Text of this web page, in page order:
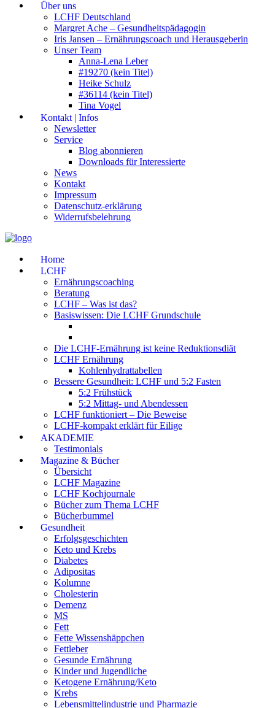
Über uns
LCHF Deutschland
Margret Ache – Gesundheitspädagogin
Iris Jansen – Ernährungscoach und Herausgeberin
Unser Team
Anna-Lena Leber
#19270 (kein Titel)
Heike Schulz
#36114 (kein Titel)
Tina Vogel
Kontakt | Infos
Newsletter
Service
Blog abonnieren
Downloads für Interessierte
News
Kontakt
Impressum
Datenschutz-erklärung
Widerrufsbelehrung
Home
LCHF
Ernährungscoaching
Beratung
LCHF – Was ist das?
Basiswissen: Die LCHF Grundschule
Die LCHF-Ernährung ist keine Reduktionsdiät
LCHF Ernährung
Kohlenhydrattabellen
Bessere Gesundheit: LCHF und 5:2 Fasten
5:2 Frühstück
5:2 Mittag- und Abendessen
LCHF funktioniert – Die Beweise
LCHF-kompakt erklärt für Eilige
AKADEMIE
Testimonials
Magazine & Bücher
Übersicht
LCHF Magazine
LCHF Kochjournale
Bücher zum Thema LCHF
Bücherbummel
Gesundheit
Erfolgsgeschichten
Keto und Krebs
Diabetes
Adipositas
Kolumne
Cholesterin
Demenz
MS
Fett
Fette Wissenshäppchen
Fettleber
Gesunde Ernährung
Kinder und Jugendliche
Ketogene Ernährung/Keto
Krebs
Lebensmittelindustrie und Pharmazie